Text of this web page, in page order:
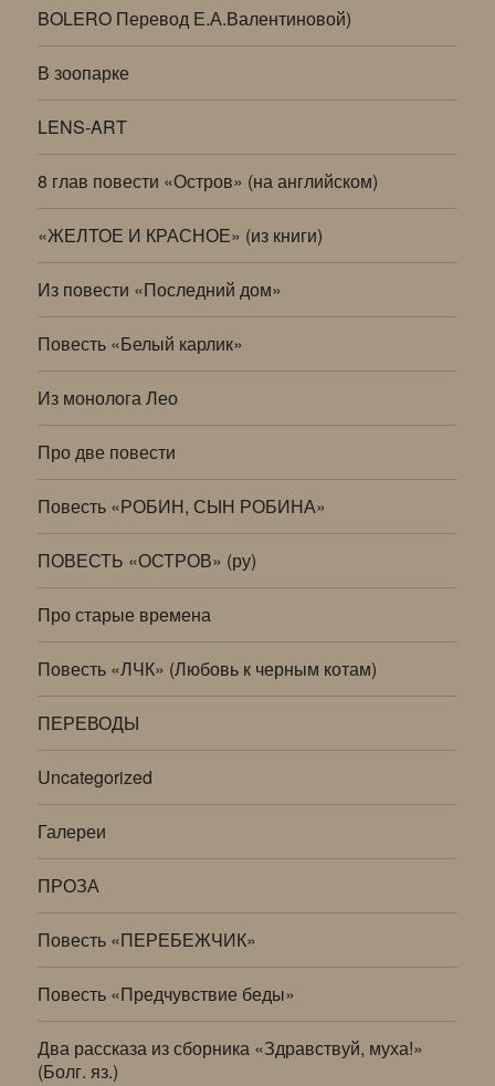
BOLERO Перевод Е.А.Валентиновой)
В зоопарке
LENS-ART
8 глав повести «Остров» (на английском)
«ЖЕЛТОЕ И КРАСНОЕ» (из книги)
Из повести «Последний дом»
Повесть «Белый карлик»
Из монолога Лео
Про две повести
Повесть «РОБИН, СЫН РОБИНА»
ПОВЕСТЬ «ОСТРОВ» (ру)
Про старые времена
Повесть «ЛЧК» (Любовь к черным котам)
ПЕРЕВОДЫ
Uncategorized
Галереи
ПРОЗА
Повесть «ПЕРЕБЕЖЧИК»
Повесть «Предчувствие беды»
Два рассказа из сборника «Здравствуй, муха!»
(Болг. яз.)